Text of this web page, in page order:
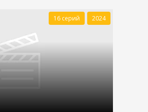
16 серий 2024